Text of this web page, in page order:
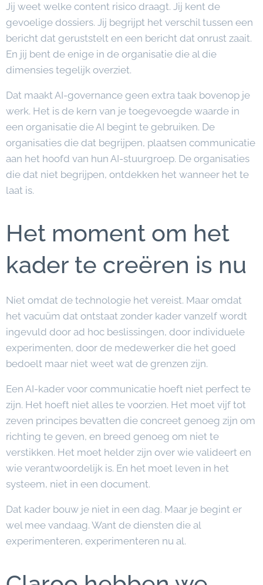
Jij weet welke content risico draagt. Jij kent de
gevoelige dossiers. Jij begrijpt het verschil tussen een
bericht dat geruststelt en een bericht dat onrust zaait.
En jij bent de enige in de organisatie die al die
dimensies tegelijk overziet.
Dat maakt AI-governance geen extra taak bovenop je
werk. Het is de kern van je toegevoegde waarde in
een organisatie die AI begint te gebruiken. De
organisaties die dat begrijpen, plaatsen communicatie
aan het hoofd van hun AI-stuurgroep. De organisaties
die dat niet begrijpen, ontdekken het wanneer het te
laat is.
Het moment om het
kader te creëren is nu
Niet omdat de technologie het vereist. Maar omdat
het vacuüm dat ontstaat zonder kader vanzelf wordt
ingevuld door ad hoc beslissingen, door individuele
experimenten, door de medewerker die het goed
bedoelt maar niet weet wat de grenzen zijn.
Een AI-kader voor communicatie hoeft niet perfect te
zijn. Het hoeft niet alles te voorzien. Het moet vijf tot
zeven principes bevatten die concreet genoeg zijn om
richting te geven, en breed genoeg om niet te
verstikken. Het moet helder zijn over wie valideert en
wie verantwoordelijk is. En het moet leven in het
systeem, niet in een document.
Dat kader bouw je niet in een dag. Maar je begint er
wel mee vandaag. Want de diensten die al
experimenteren, experimenteren nu al.